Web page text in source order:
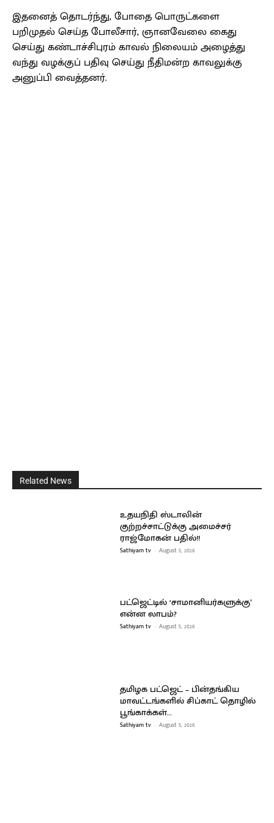
இதனைத் தொடர்ந்து, போதை பொருட்களை
பறிமுதல் செய்த போலீசார், ஞானவேலை கைது
செய்து கண்டாச்சிபுரம் காவல் நிலையம் அழைத்து
வந்து வழக்குப் பதிவு செய்து நீதிமன்ற காவலுக்கு
அனுப்பி வைத்தனர்.
Related News
உதயநிதி ஸ்டாலின்
குற்றச்சாட்டுக்கு அமைச்சர்
ராஜ்மோகன் பதில்!!
Sathiyam tv - August 5, 2026
பட்ஜெட்டில் ‘சாமானியர்களுக்கு’
என்ன லாபம்?
Sathiyam tv - August 5, 2026
தமிழக பட்ஜெட் – பின்தங்கிய
மாவட்டங்களில் சிப்காட் தொழில்
பூங்காக்கள்…
Sathiyam tv - August 5, 2026